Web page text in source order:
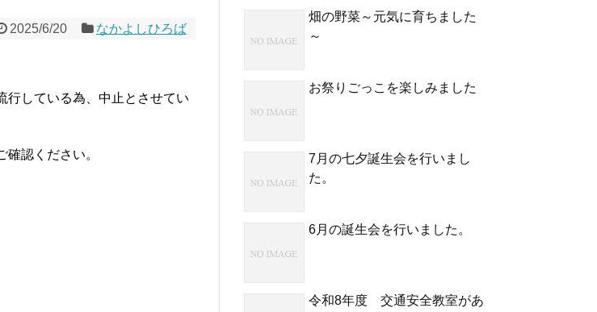
2025/6/20 なかよしひろば
行している為、中止とさせてい
認ください。
畑の野菜～元気に育ちました
～
お祭りごっこを楽しみました
7月の七夕誕生会を行いまし
た。
6月の誕生会を行いました。
令和8年度 交通安全教室があ